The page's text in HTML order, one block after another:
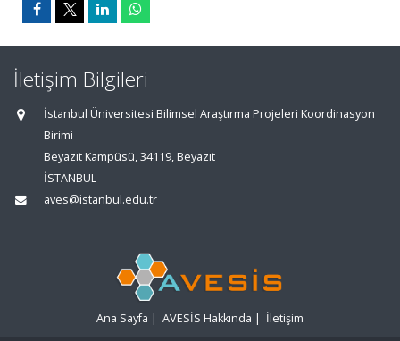
İletişim Bilgileri
İstanbul Üniversitesi Bilimsel Araştırma Projeleri Koordinasyon
Birimi
Beyazıt Kampüsü, 34119, Beyazıt
İSTANBUL
aves@istanbul.edu.tr
Ana Sayfa | AVESİS Hakkında | İletişim